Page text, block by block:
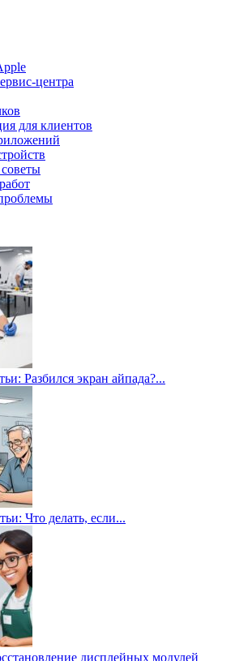
центра
для клиентов
Разбился экран айпада?...
Что делать, если...
дисплейных модулей